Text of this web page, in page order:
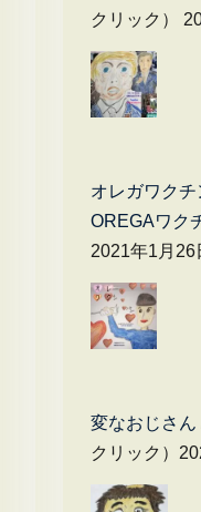
クリック）
オレガワク
OREGAワク
2021年1月26
変なおじさん
クリック）